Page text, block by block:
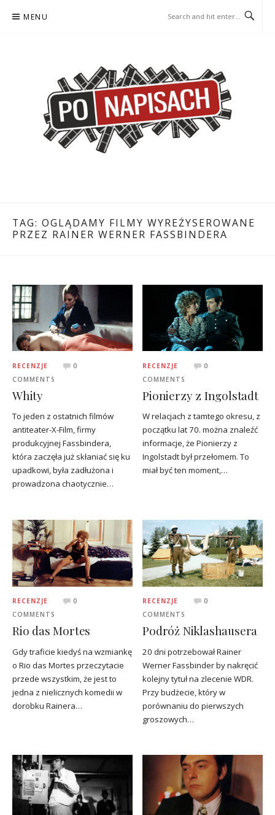
MENU
TAG: OGLĄDAMY FILMY WYREŻYSEROWANE
PRZEZ RAINER WERNER FASSBINDERA
RECENZJE
0
COMMENTS
Whity
To jeden z ostatnich filmów
antiteater-X-Film, firmy
produkcyjnej Fassbindera,
która zaczęła już skłaniać się ku
upadkowi, była zadłużona i
prowadzona chaotycznie…
RECENZJE
0
COMMENTS
Pionierzy z Ingolstadt
W relacjach z tamtego okresu, z
początku lat 70. można znaleźć
informacje, że Pionierzy z
Ingolstadt był przełomem. To
miał być ten moment,…
RECENZJE
0
COMMENTS
Rio das Mortes
Gdy traficie kiedyś na wzmiankę
o Rio das Mortes przeczytacie
przede wszystkim, że jest to
jedna z nielicznych komedii w
dorobku Rainera…
RECENZJE
0
COMMENTS
Podróż Niklashausera
20 dni potrzebował Rainer
Werner Fassbinder by nakręcić
kolejny tytuł na zlecenie WDR.
Przy budżecie, który w
porównaniu do pierwszych
groszowych…